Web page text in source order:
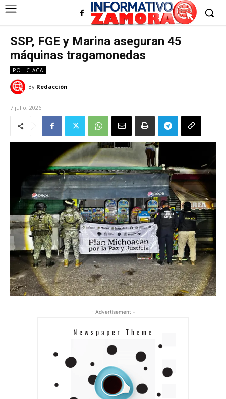
SSP, FGE y Marina aseguran 45
máquinas tragamonedas
POLICIACA
By Redacción
7 julio, 2026
- Advertisement -